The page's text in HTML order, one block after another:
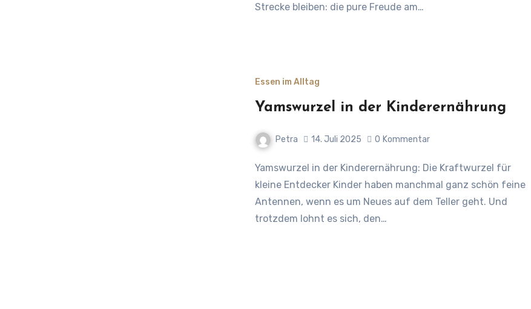
Strecke bleiben: die pure Freude am…
Essen im Alltag
Yamswurzel in der Kinderernährung
Petra 14. Juli 2025 0 Kommentar
Yamswurzel in der Kinderernährung: Die Kraftwurzel für
kleine Entdecker Kinder haben manchmal ganz schön feine
Antennen, wenn es um Neues auf dem Teller geht. Und
trotzdem lohnt es sich, den…